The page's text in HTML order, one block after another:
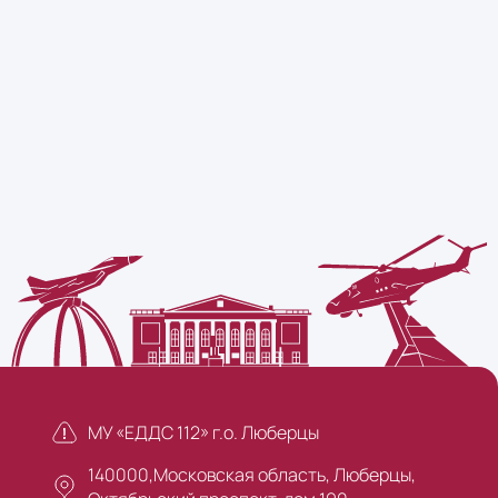
МУ «ЕДДС 112» г.о. Люберцы
140000,Московская область, Люберцы,